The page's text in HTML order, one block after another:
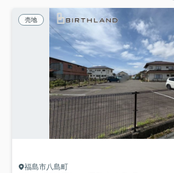
売地
福島市八島町